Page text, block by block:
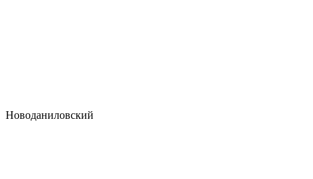
Новоданиловский